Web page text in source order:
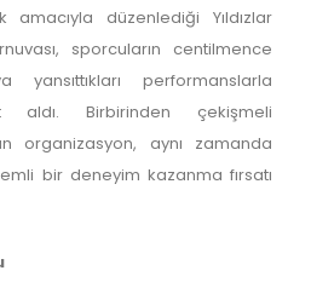
düzenlediği Yıldızlar
sporcuların centilmence
performanslarla
Birbirinden çekişmeli
organizasyon, aynı zamanda
bir deneyim kazanma fırsatı